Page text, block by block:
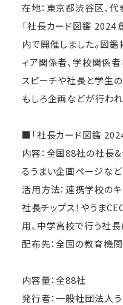
在地：東京都渋⾕区、代
「社長カード図鑑 2024
内で開催しました。図鑑
ィア関係者、学校関係
スピーチや社長と学生
もしろ企画などが行われ
■「社長カード図鑑
内容：全国88社の社長
るうまい企画ページなど
活用方法：連携学校のキ
社長チップス！やうま
用、中学高校で行う社
配布先：全国の教育機関
内容量：全88社
発行者：一般社団法人う